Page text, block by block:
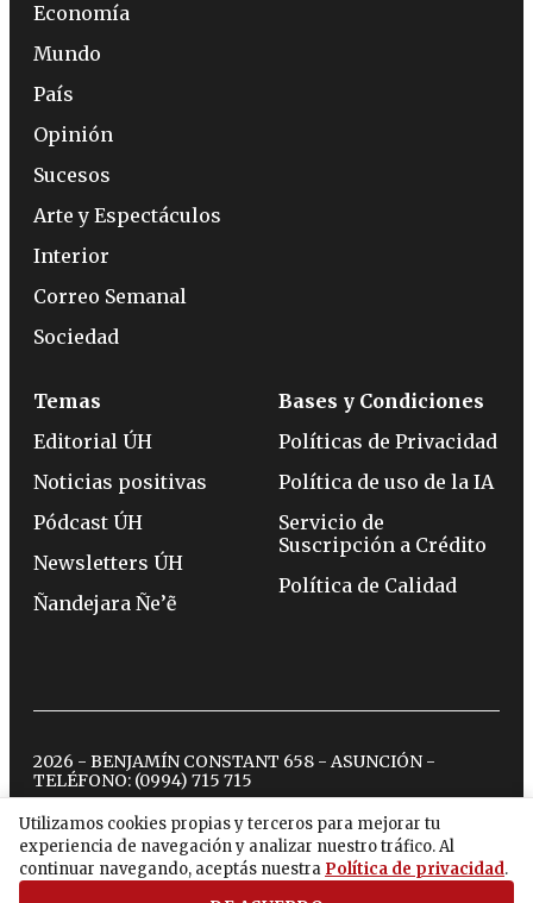
Utilizamos cookies propias y terceros para mejorar tu
experiencia de navegación y analizar nuestro tráfico. Al
continuar navegando, aceptás nuestra Política de privacidad.
Economía
Mundo
País
Opinión
Sucesos
Arte y Espectáculos
Interior
Correo Semanal
Sociedad
Temas
Editorial ÚH
Noticias positivas
Pódcast ÚH
Newsletters ÚH
Ñandejara Ñe’ẽ
Bases y Condiciones
Políticas de Privacidad
Política de uso de la IA
Servicio de
Suscripción a Crédito
Política de Calidad
2026 - BENJAMÍN CONSTANT 658 - ASUNCIÓN -
TELÉFONO: (0994) 715 715
twitterinstagram
facebook
tiktokyoutubespotify